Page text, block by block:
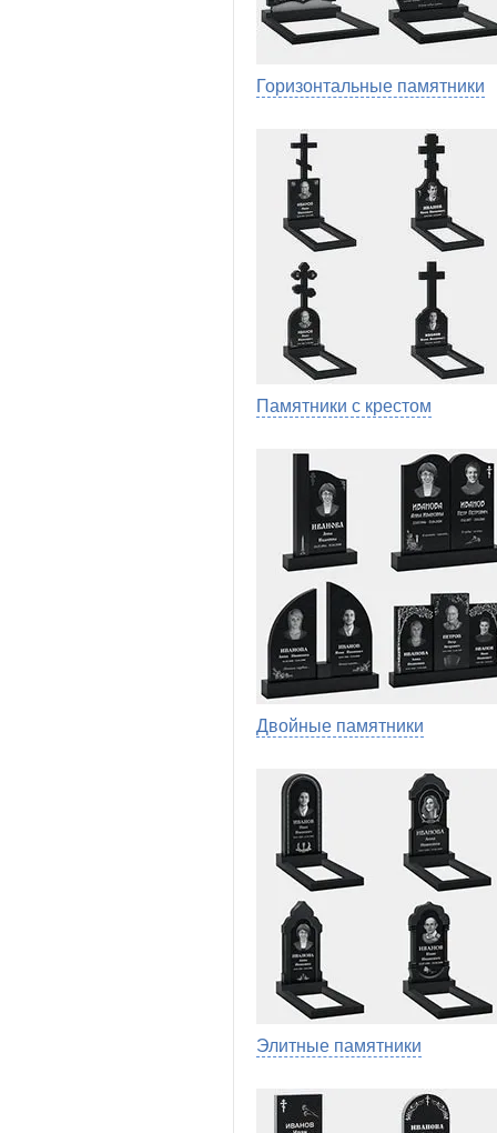
Горизонтальные памятники
Памятники с крестом
Двойные памятники
Элитные памятники